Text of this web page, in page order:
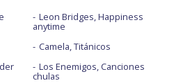
Leon Bridges, Happiness
anytime
Camela, Titánicos
Los Enemigos, Canciones
chulas